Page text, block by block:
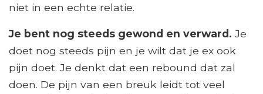
niet in een echte relatie.
Je bent nog steeds gewond en verward. Je
doet nog steeds pijn en je wilt dat je ex ook
pijn doet. Je denkt dat een rebound dat zal
doen. De pijn van een breuk leidt tot veel